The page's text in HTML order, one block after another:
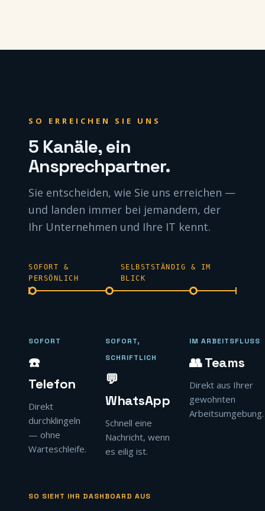
SO ERREICHEN SIE UNS
5 Kanäle, ein
Ansprechpartner.
Sie entscheiden, wie Sie uns erreichen —
und landen immer bei jemandem, der
Ihr Unternehmen und Ihre IT kennt.
SOFORT &
PERSÖNLICH
SELBSTSTÄNDIG & IM
BLICK
SOFORT
☎️
Telefon
Direkt
durchklingeln
— ohne
Warteschleife.
SOFORT,
SCHRIFTLICH
💬
WhatsApp
Schnell eine
Nachricht, wenn
es eilig ist.
IM ARBEITSFLUSS
👥 Teams
Direkt aus Ihrer
gewohnten
Arbeitsumgebung.
SO SIEHT IHR DASHBOARD AUS